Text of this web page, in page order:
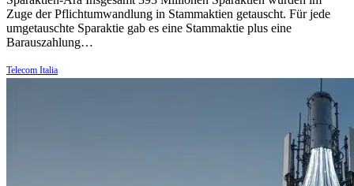
Zuge der Pflichtumwandlung in Stammaktien getauscht. Für jede
umgetauschte Sparaktie gab es eine Stammaktie plus eine
Barauszahlung…
Telecom Italia